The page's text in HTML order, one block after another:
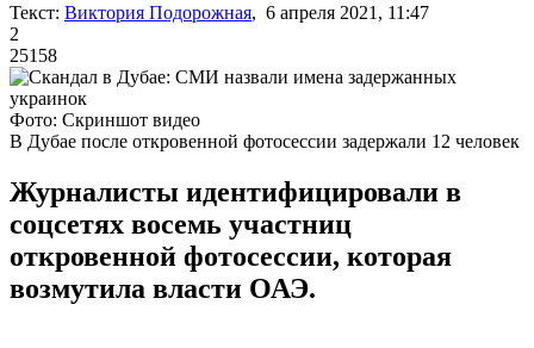
Текст: Виктория Подорожная, 6 апреля 2021, 11:47
2
25158
Фото: Скриншот видео
В Дубае после откровенной фотосессии задержали 12 человек
Журналисты идентифицировали в
соцсетях восемь участниц
откровенной фотосессии, которая
возмутила власти ОАЭ.